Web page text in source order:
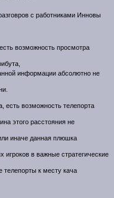
с работниками Инновы
возможность просмотра
информации абсолютно не
есть возможность телепорта
этого расстояния не
иначе данная плюшка
игроков в важные стратегические
телепорты к месту кача